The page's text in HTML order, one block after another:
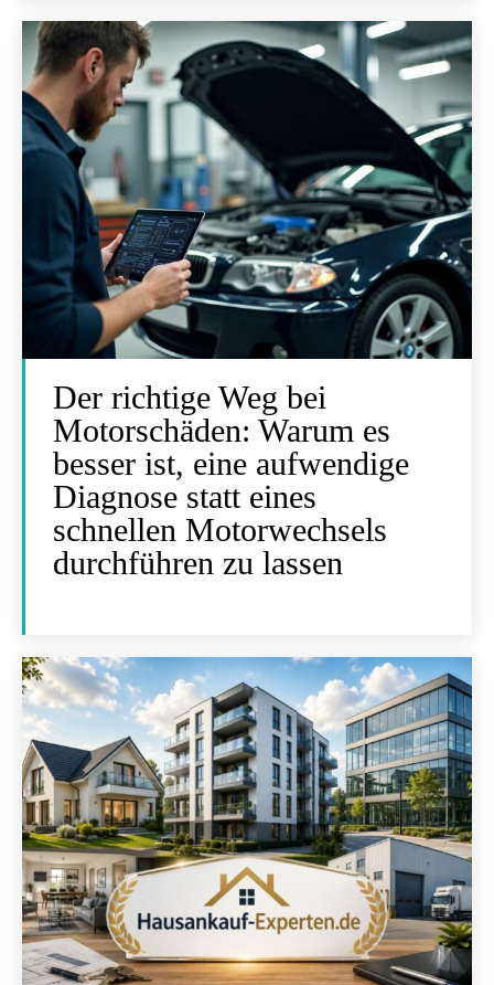
Der richtige Weg bei
Motorschäden: Warum es
besser ist, eine aufwendige
Diagnose statt eines
schnellen Motorwechsels
durchführen zu lassen